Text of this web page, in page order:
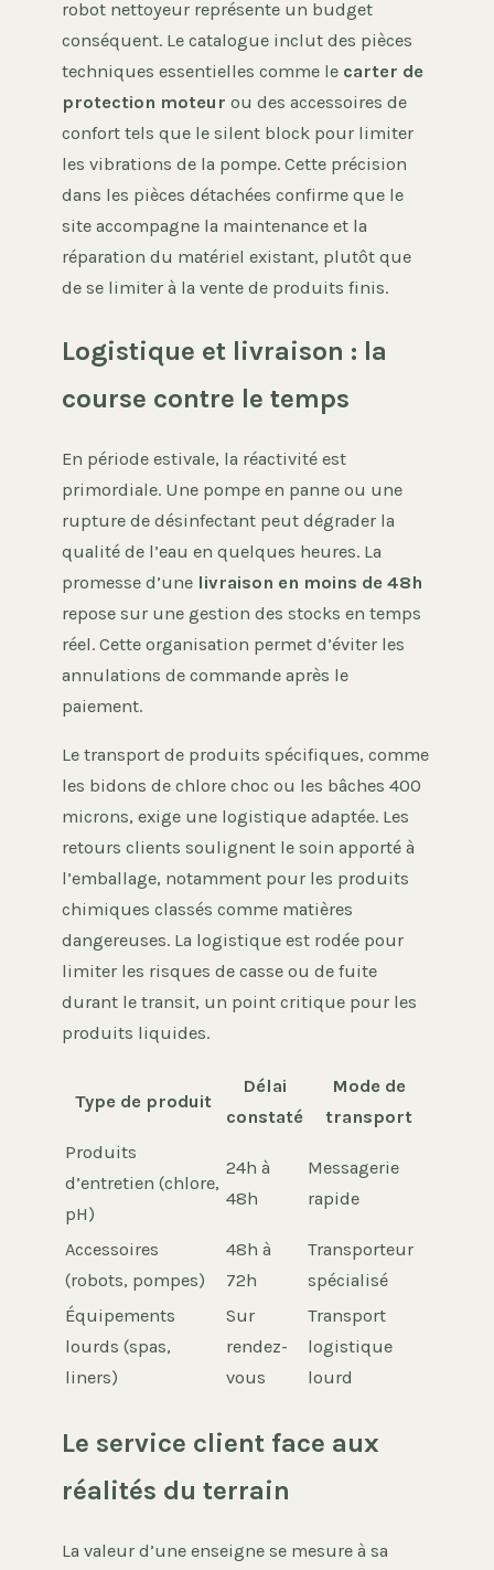
robot nettoyeur représente un budget
conséquent. Le catalogue inclut des pièces
techniques essentielles comme le carter de
protection moteur ou des accessoires de
confort tels que le silent block pour limiter
les vibrations de la pompe. Cette précision
dans les pièces détachées confirme que le
site accompagne la maintenance et la
réparation du matériel existant, plutôt que
de se limiter à la vente de produits finis.
Logistique et livraison : la
course contre le temps
En période estivale, la réactivité est
primordiale. Une pompe en panne ou une
rupture de désinfectant peut dégrader la
qualité de l’eau en quelques heures. La
promesse d’une livraison en moins de 48h
repose sur une gestion des stocks en temps
réel. Cette organisation permet d’éviter les
annulations de commande après le
paiement.
Le transport de produits spécifiques, comme
les bidons de chlore choc ou les bâches 400
microns, exige une logistique adaptée. Les
retours clients soulignent le soin apporté à
l’emballage, notamment pour les produits
chimiques classés comme matières
dangereuses. La logistique est rodée pour
limiter les risques de casse ou de fuite
durant le transit, un point critique pour les
produits liquides.
Type de produit
Délai
constaté
Mode de
transport
Produits
d’entretien (chlore,
pH)
24h à
48h
Messagerie
rapide
Accessoires
(robots, pompes)
48h à
72h
Transporteur
spécialisé
Équipements
lourds (spas,
liners)
Sur
rendez-
vous
Transport
logistique
lourd
Le service client face aux
réalités du terrain
La valeur d’une enseigne se mesure à sa